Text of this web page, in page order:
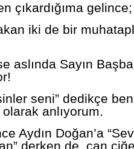
çıkardığıma gelince;
iki de bir
aslında Sayın
seni” dedikçe
olarak anlıyorum.
Aydın Doğan’a
derken de, can